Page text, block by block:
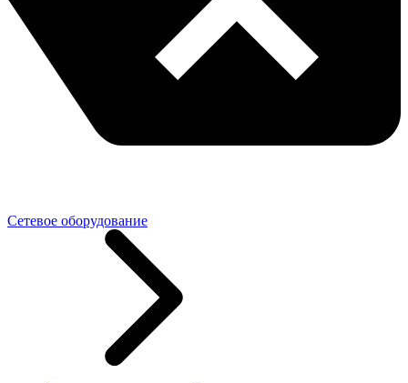
Сетевое оборудование